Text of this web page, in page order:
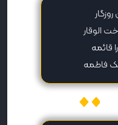
الوقار
قائمه
فاطمه